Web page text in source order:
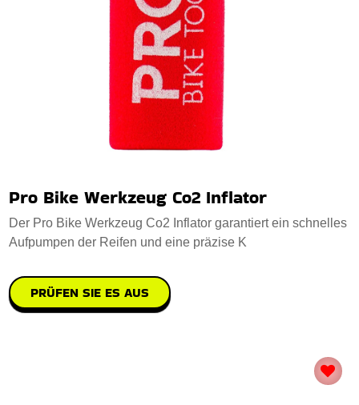
Pro Bike Werkzeug Co2 Inflator
Der Pro Bike Werkzeug Co2 Inflator garantiert ein schnelles
Aufpumpen der Reifen und eine präzise K
PRÜFEN SIE ES AUS